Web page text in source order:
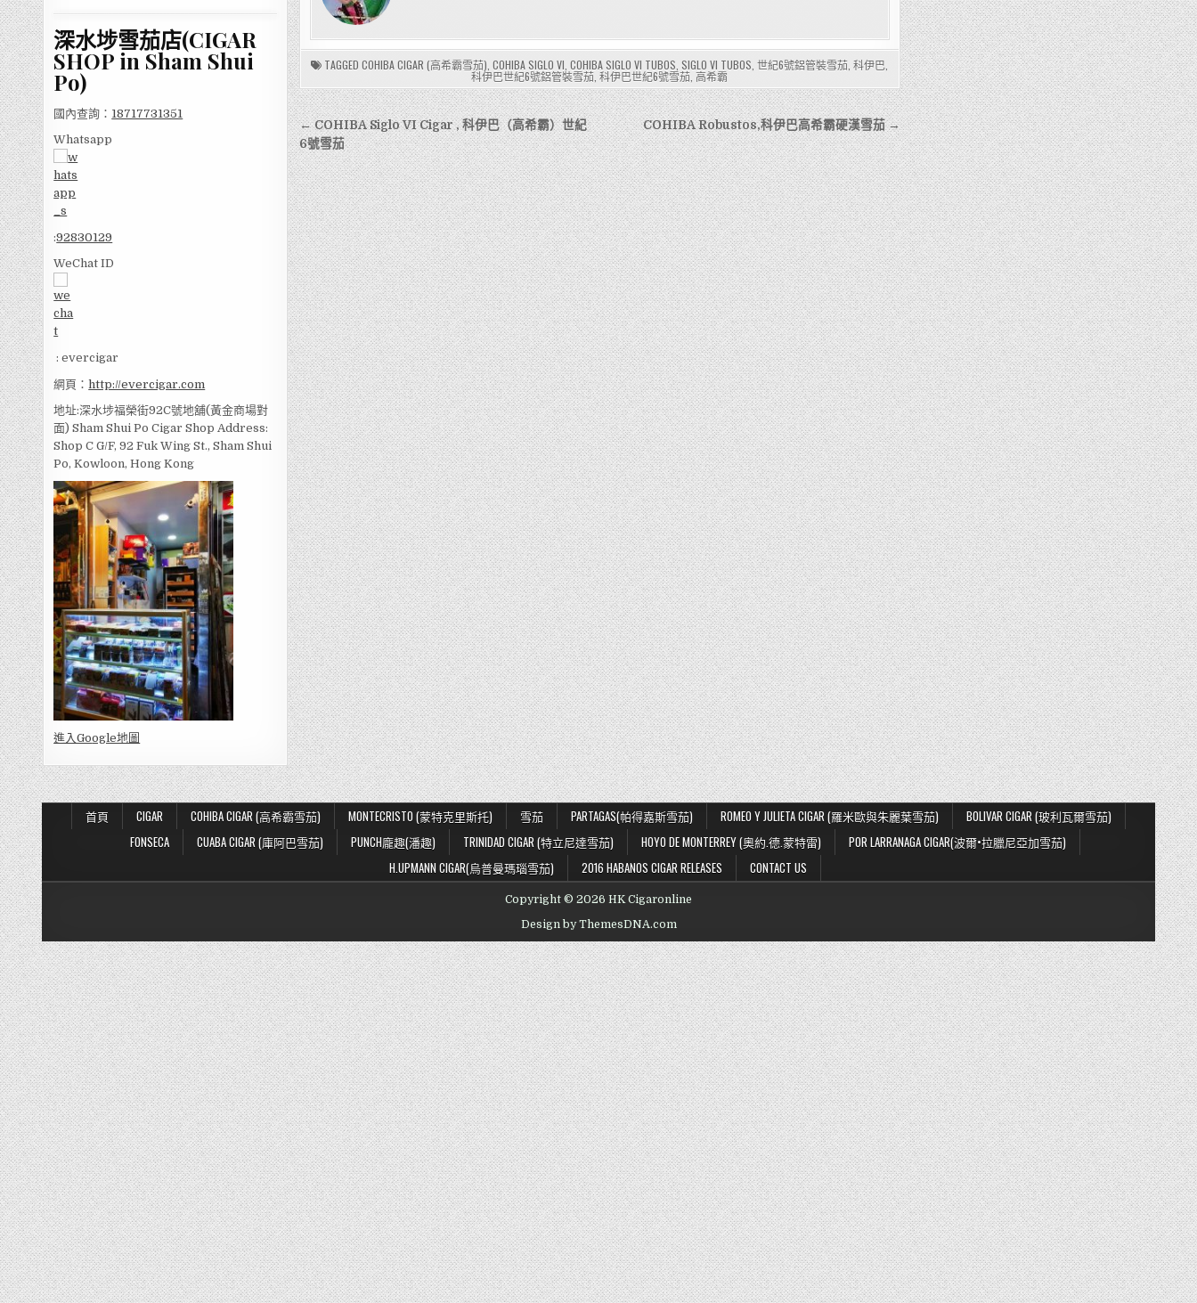
深水埗雪茄店(CIGAR
SHOP in Sham Shui
Po)
國內查詢： 18717731351
Whatsapp
:92830129
WeChat ID
: evercigar
網頁：http://evercigar.com
地址:深水埗福榮街92C號地舖(黃金商場對
面) Sham Shui Po Cigar Shop Address:
Shop C G/F, 92 Fuk Wing St., Sham Shui
Po, Kowloon, Hong Kong
進入Google地圖
TAGGEDCOHIBA CIGAR (高希霸雪茄) ,COHIBA SIGLO VI ,COHIBA SIGLO VI TUBOS SIGLO VI TUBOS ,世紀6號鋁管裝雪茄 ,科伊巴
科伊巴世紀6號鋁管裝雪茄 ,科伊巴世紀6號雪茄 ,高希霸
文
章
導
覽
COHIBA Robustos,科伊巴高希霸硬漢雪茄 →
← COHIBA Siglo VI Cigar , 科伊巴（高希霸）世紀
6號雪茄
首頁 CIGAR COHIBA CIGAR (高希霸雪茄) MONTECRISTO (蒙特克里斯托) 雪茄 PARTAGAS(帕得嘉斯雪茄) ROMEO Y JULIETA CIGAR (羅米歐與朱麗葉雪茄)
BOLIVAR CIGAR (玻利瓦爾雪茄)
FONSECA
CUABA CIGAR (庫阿巴雪茄) PUNCH龐趣(潘趣) TRINIDAD CIGAR (特立尼達雪茄) HOYO DE MONTERREY (奧約.德.蒙特雷)
POR LARRANAGA CIGAR(波爾•拉臘尼亞加雪茄)
H.UPMANN CIGAR(烏普曼瑪瑙雪茄)
2016 HABANOS CIGAR RELEASES CONTACT US
Copyright © 2026 HK Cigaronline
Design by ThemesDNA.com